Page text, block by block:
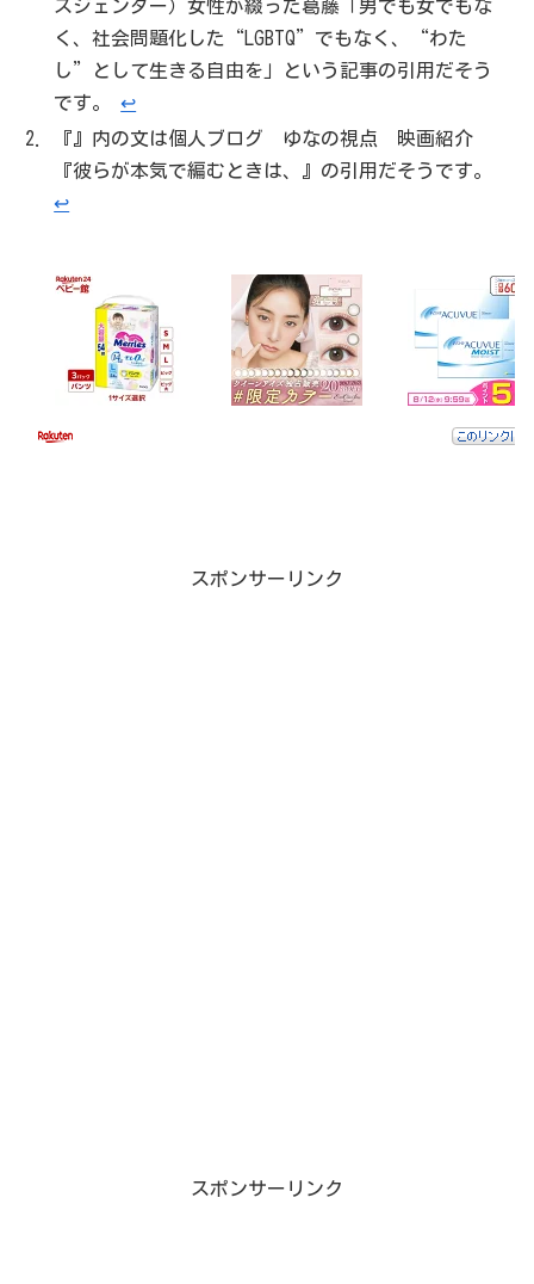
スジェンダー）女性が綴った葛藤「男でも女でもな
く、社会問題化した“LGBTQ”でもなく、“わた
し”として生きる自由を」という記事の引用だそう
です。↩︎
『』内の文は個人ブログ ゆなの視点 映画紹介
『彼らが本気で編むときは、』の引用だそうです。
↩︎
スポンサーリンク
スポンサーリンク